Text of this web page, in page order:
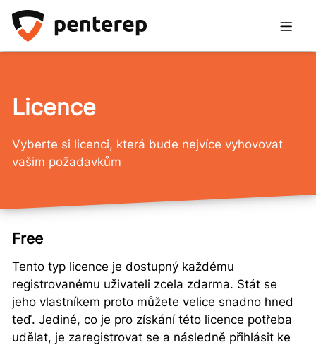
Licence
Vyberte si licenci, která bude nejvíce vyhovovat
vašim požadavkům
Free
Tento typ licence je dostupný každému
registrovanému uživateli zcela zdarma. Stát se
jeho vlastníkem proto můžete velice snadno hned
teď. Jediné, co je pro získání této licence potřeba
udělat, je zaregistrovat se a následně přihlásit ke